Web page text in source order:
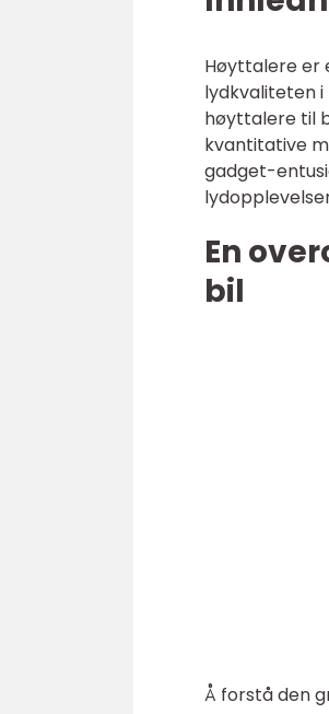
Høyttalere er
lydkvaliteten i
høyttalere til
kvantitative
gadget-
En
bil
Å forstå den